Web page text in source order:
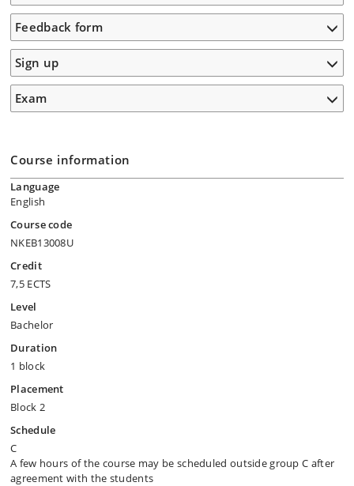
Feedback form
Sign up
Exam
Course information
Language
English
Course code
NKEB13008U
Credit
7,5 ECTS
Level
Bachelor
Duration
1 block
Placement
Block 2
Schedule
C
A few hours of the course may be scheduled outside group C after
agreement with the students